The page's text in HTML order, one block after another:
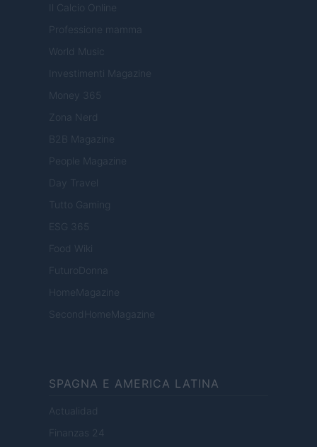
Il Calcio Online
Professione mamma
World Music
Investimenti Magazine
Money 365
Zona Nerd
B2B Magazine
People Magazine
Day Travel
Tutto Gaming
ESG 365
Food Wiki
FuturoDonna
HomeMagazine
SecondHomeMagazine
SPAGNA E AMERICA LATINA
Actualidad
Finanzas 24